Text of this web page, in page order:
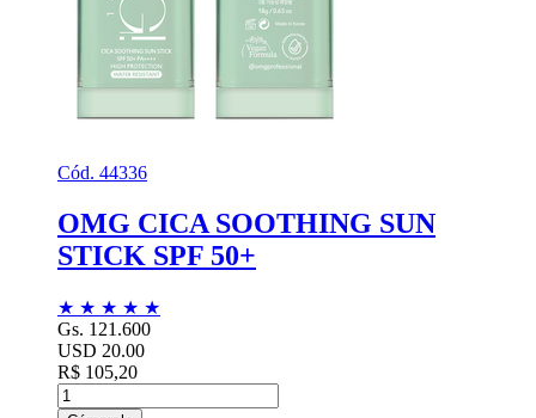
Cód. 44336
OMG CICA SOOTHING SUN
STICK SPF 50+
★ ★ ★ ★ ★
Gs. 121.600
USD 20.00
R$ 105,20